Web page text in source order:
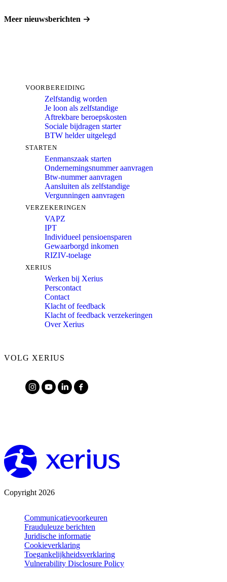
Meer nieuwsberichten
VOORBEREIDING
Zelfstandig worden
Je loon als zelfstandige
Aftrekbare beroepskosten
Sociale bijdragen starter
BTW helder uitgelegd
STARTEN
Eenmanszaak starten
Ondernemingsnummer aanvragen
Btw-nummer aanvragen
Aansluiten als zelfstandige
Vergunningen aanvragen
VERZEKERINGEN
VAPZ
IPT
Individueel pensioensparen
Gewaarborgd inkomen
RIZIV-toelage
XERIUS
Werken bij Xerius
Perscontact
Contact
Klacht of feedback
Klacht of feedback verzekeringen
Over Xerius
VOLG XERIUS
Copyright 2026
Communicatievoorkeuren
Frauduleuze berichten
Juridische informatie
Cookieverklaring
Toegankelijkheidsverklaring
Vulnerability Disclosure Policy